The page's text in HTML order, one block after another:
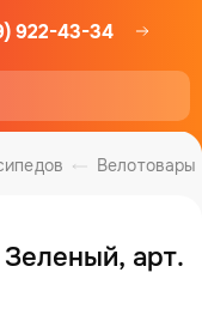
922-43-34
Велотовары
арт.